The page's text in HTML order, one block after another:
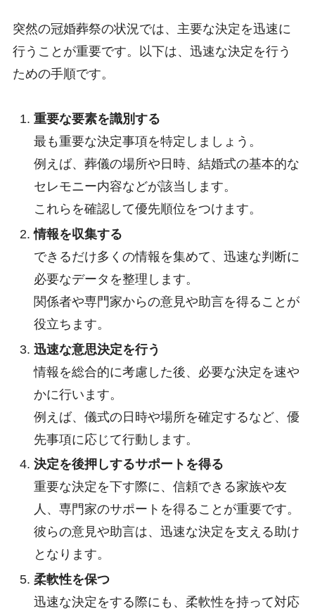
突然の冠婚葬祭の状況では、主要な決定を迅速に
行うことが重要です。以下は、迅速な決定を行う
ための手順です。
重要な要素を識別する
最も重要な決定事項を特定しましょう。
例えば、葬儀の場所や日時、結婚式の基本的な
セレモニー内容などが該当します。
これらを確認して優先順位をつけます。
情報を収集する
できるだけ多くの情報を集めて、迅速な判断に
必要なデータを整理します。
関係者や専門家からの意見や助言を得ることが
役立ちます。
迅速な意思決定を行う
情報を総合的に考慮した後、必要な決定を速や
かに行います。
例えば、儀式の日時や場所を確定するなど、優
先事項に応じて行動します。
決定を後押しするサポートを得る
重要な決定を下す際に、信頼できる家族や友
人、専門家のサポートを得ることが重要です。
彼らの意見や助言は、迅速な決定を支える助け
となります。
柔軟性を保つ
迅速な決定をする際にも、柔軟性を持って対応